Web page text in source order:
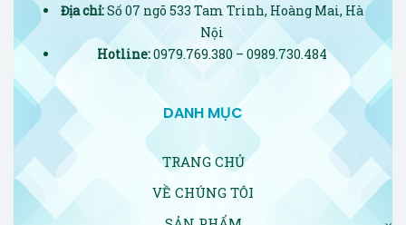
Địa chỉ:Số 07 ngõ 533 Tam Trinh, Hoàng Mai, Hà
Nội
Hotline:0979.769.380 – 0989.730.484
DANH MỤC
TRANG CHỦ
VỀ CHÚNG TÔI